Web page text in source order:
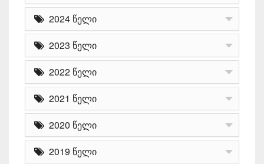
2024 წელი
2023 წელი
2022 წელი
2021 წელი
2020 წელი
2019 წელი